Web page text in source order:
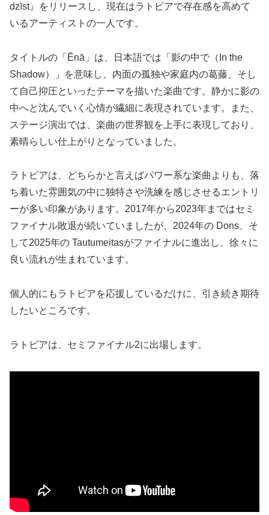
dzīst』をリリースし、現在はラトビアで存在感を高めて
いるアーティストの一人です。
タイトルの「Ēnā」は、日本語では「影の中で（In the
Shadow）」を意味し、内面の孤独や家庭内の葛藤、そし
て自己抑圧といったテーマを描いた楽曲です。静かに影の
中へと沈んでいく心情が繊細に表現されています。また、
ステージ演出では、楽曲の世界観を上手に表現しており、
素晴らしい仕上がりとなっていました。
ラトビアは、どちらかと言えばパワー系な楽曲よりも、落
ち着いた雰囲気の中に独特さや洗練を感じさせるエントリ
ーが多い印象があります。2017年から2023年まではセミ
ファイナル敗退が続いていましたが、2024年の Dons、そ
して2025年の Tautumeitasがファイナルに進出し、徐々に
良い流れが生まれています。
個人的にもラトビアを応援しているだけに、引き続き期待
したいところです。
ラトビアは、セミファイナル2に出場します。